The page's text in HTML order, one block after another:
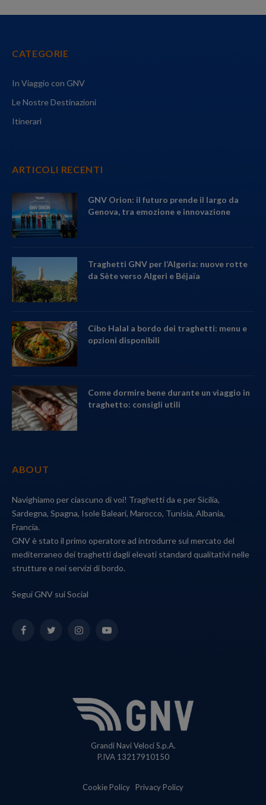
CATEGORIE
In Viaggio con GNV
Le Nostre Destinazioni
Itinerari
ARTICOLI RECENTI
GNV Orion: il futuro prende il largo da
Genova, tra emozione e innovazione
Traghetti GNV per l’Algeria: nuove rotte
da Sète verso Algeri e Béjaïa
Cibo Halal a bordo dei traghetti: menu e
opzioni disponibili
Come dormire bene durante un viaggio in
traghetto: consigli utili
ABOUT
Navighiamo per ciascuno di voi! Traghetti da e per Sicilia,
Sardegna, Spagna, Isole Baleari, Marocco, Tunisia, Albania,
Francia.
GNV è stato il primo operatore ad introdurre sul mercato del
mediterraneo dei traghetti dagli elevati standard qualitativi nelle
strutture e nei servizi di bordo.
Segui GNV sui Social
FacebookTwitterInstagramYouTube
Grandi Navi Veloci S.p.A.
P.IVA 13217910150
Cookie Policy Privacy Policy